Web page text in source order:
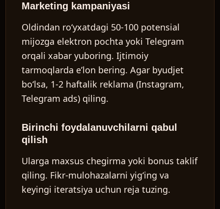
Marketing kampaniyasi
Oldindan ro‘yxatdagi 50-100 potensial
mijozga elektron pochta yoki Telegram
orqali xabar yuboring. Ijtimoiy
tarmoqlarda e’lon bering. Agar byudjet
bo‘lsa, 1-2 haftalik reklama (Instagram,
Telegram ads) qiling.
Birinchi foydalanuvchilarni qabul
qilish
Ularga maxsus chegirma yoki bonus taklif
qiling. Fikr-mulohazalarni yig‘ing va
keyingi iteratsiya uchun reja tuzing.